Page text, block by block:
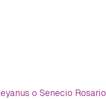
o Senecio Rosario